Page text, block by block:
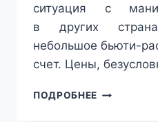
ситуация с
в других
небольшое бьюти-
счет. Цены,
ПОДРОБНЕЕ СКОЛЬКО